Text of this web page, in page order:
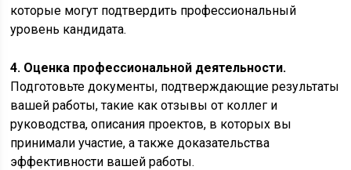
которые могут подтвердить профессиональный
уровень кандидата.
4. Оценка профессиональной деятельности.
Подготовьте документы, подтверждающие результаты
вашей работы, такие как отзывы от коллег и
руководства, описания проектов, в которых вы
принимали участие, а также доказательства
эффективности вашей работы.